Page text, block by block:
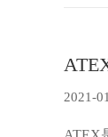
2021-